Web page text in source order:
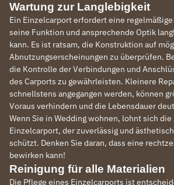
Wartung zur Langlebigkeit
Ein Einzelcarport erfordert eine
seine Funktion und ansprechende Optik
kann. Es ist ratsam, die Konstruktion auf
Abnutzungserscheinungen zu überprüfen.
die Kontrolle der Verbindungen und
des Carports zu gewährleisten. Kleinere
schnellstens angegangen werden, können
Voraus verhindern und die Lebensdauer
Wenn Sie in Wedding wohnen, lohnt sich
Einzelcarport, der zuverlässig und
schützt. Denken Sie daran, dass eine
bewirken kann!
Reinigung für alle Materialien
Die Pflege eines Einzelcarports ist